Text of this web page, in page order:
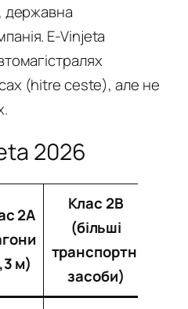
державна
E-Vinjeta
(hitre ceste), але не
2026
2A
м)
Клас 2B
(більші
транспортні
засоби)